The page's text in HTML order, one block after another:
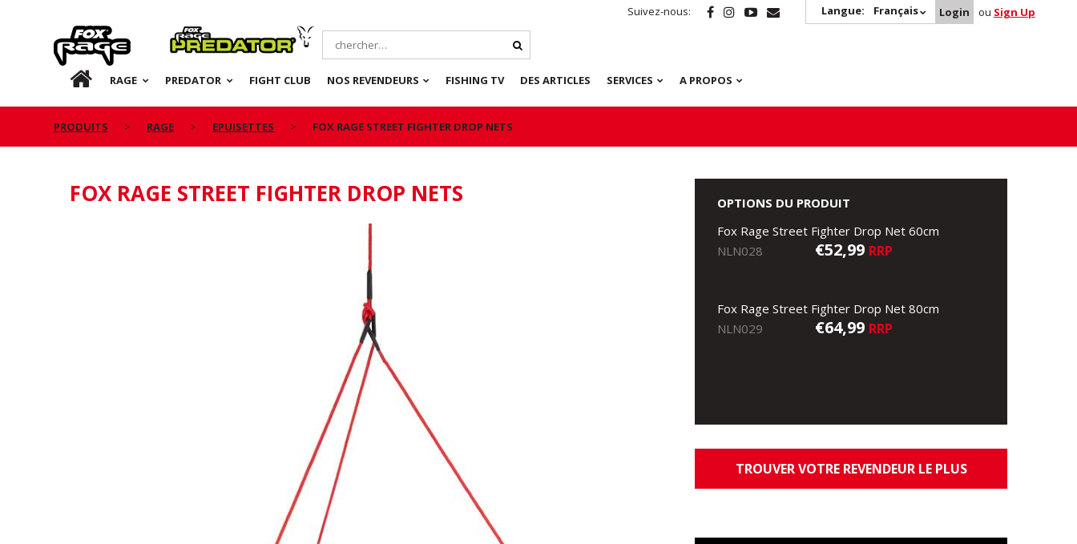
Suivez-nous: Langue: Français Login ou Sign Up
Rage Predator
FR RAGE PREDATOR FIGHT CLUB NOS REVENDEURS FISHING TV DES ARTICLES SERVICES A PROPOS
PRODUITS RAGE EPUISETTES FOX RAGE STREET FIGHTER DROP NETS
FOX RAGE STREET FIGHTER DROP NETS
OPTIONS DU PRODUIT
Fox Rage Street Fighter Drop Net 60cm
NLN028
€52,99 RRP
Fox Rage Street Fighter Drop Net 80cm
NLN029
€64,99 RRP
TROUVER VOTRE REVENDEUR LE PLUS